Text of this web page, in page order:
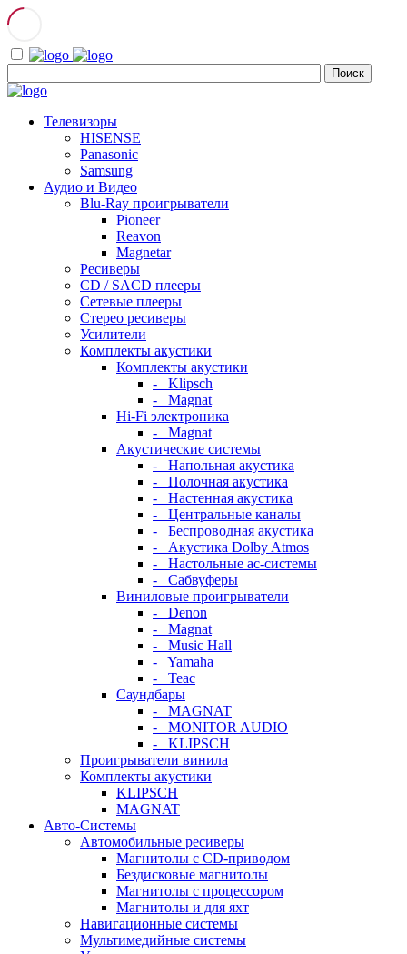
Телевизоры
HISENSE
Panasonic
Samsung
Аудио и Видео
Blu-Ray проигрыватели
Pioneer
Reavon
Magnetar
Ресиверы
CD / SACD плееры
Сетевые плееры
Стерео ресиверы
Усилители
Комплекты акустики
Комплекты акустики
- Klipsch
- Magnat
Hi-Fi электроника
- Magnat
Акустические системы
- Напольная акустика
- Полочная акустика
- Настенная акустика
- Центральные каналы
- Беспроводная акустика
- Акустика Dolby Atmos
- Настольные ас-системы
- Сабвуферы
Виниловые проигрыватели
- Denon
- Magnat
- Music Hall
- Yamaha
- Teac
Саундбары
- MAGNAT
- MONITOR AUDIO
- KLIPSCH
Проигрыватели винила
Комплекты акустики
KLIPSCH
MAGNAT
Авто-Системы
Автомобильные ресиверы
Магнитолы с CD-приводом
Бездисковые магнитолы
Магнитолы с процессором
Магнитолы и для яхт
Навигационные системы
Мультимедийные системы